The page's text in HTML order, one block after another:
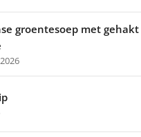
groentesoep met gehakt